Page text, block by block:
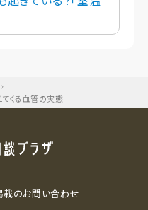
くる血管の実態
載のお問い合わせ